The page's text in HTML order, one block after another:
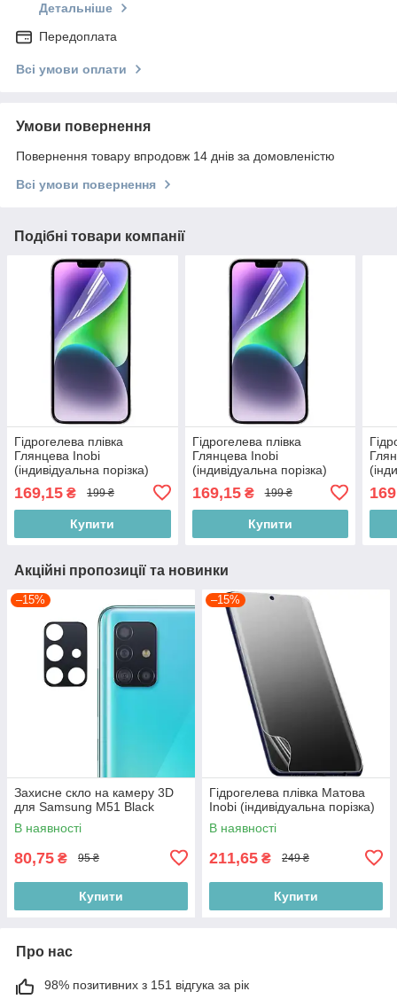
Детальніше
Передоплата
Всі умови оплати
Умови повернення
Повернення товару впродовж 14 днів за домовленістю
Всі умови повернення
Подібні товари компанії
Гідрогелева плівка
Глянцева Inobi
(індивідуальна порізка)
169,15 ₴ 199 ₴
Купити
Гідрогелева плівка
Глянцева Inobi
(індивідуальна порізка)
169,15₴ 199 ₴
Купити
Акційні пропозиції та новинки
–15%
Захисне скло на камеру 3D
для Samsung M51 Black
В наявності
80,75 ₴ 95 ₴
Купити
–15%
Гідрогелева плівка Матова
Inobi (індивідуальна порізка)
В наявності
211,65 ₴ 249 ₴
Купити
Про нас
98% позитивних з 151 відгука за рік